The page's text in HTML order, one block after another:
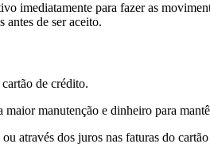
imediatamente para fazer as
antes de ser aceito.
de crédito.
manutenção e dinheiro para
através dos juros nas faturas do